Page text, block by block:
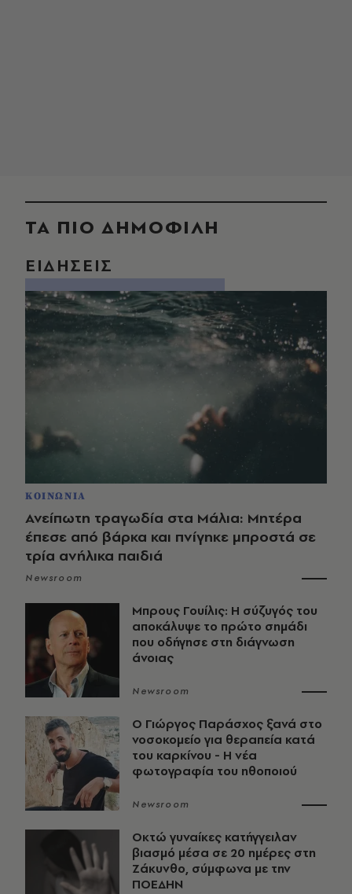
ΤΑ ΠΙΟ ΔΗΜΟΦΙΛΗ
ΕΙΔΗΣΕΙΣ
ΚΟΙΝΩΝΙΑ
Ανείπωτη τραγωδία στα Μάλια: Μητέρα
έπεσε από βάρκα και πνίγηκε μπροστά σε
τρία ανήλικα παιδιά
Newsroom
Μπρους Γουίλις: Η σύζυγός του
αποκάλυψε το πρώτο σημάδι
που οδήγησε στη διάγνωση
άνοιας
Newsroom
O Γιώργος Παράσχος ξανά στο
νοσοκομείο για θεραπεία κατά
του καρκίνου - Η νέα
φωτογραφία του ηθοποιού
Newsroom
Οκτώ γυναίκες κατήγγειλαν
βιασμό μέσα σε 20 ημέρες στη
Ζάκυνθο, σύμφωνα με την
ΠΟΕΔΗΝ